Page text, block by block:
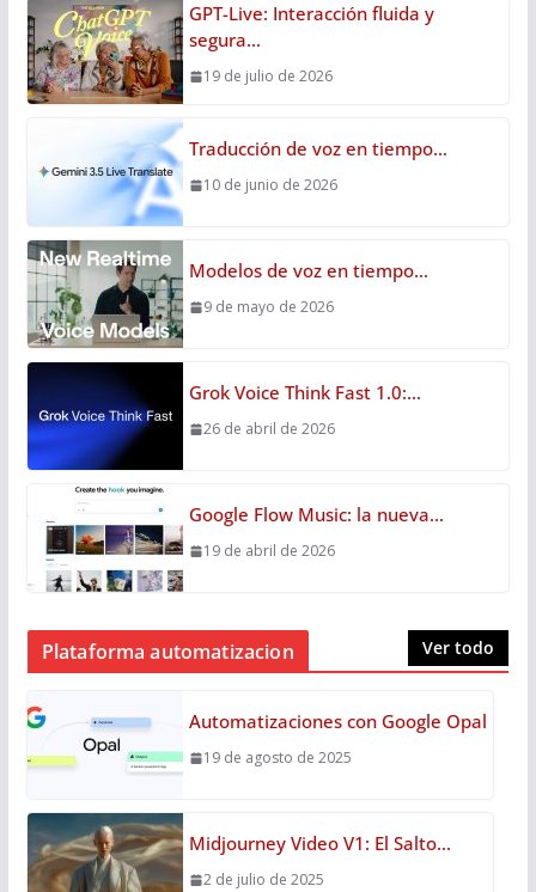
GPT-Live: Interacción fluida y
segura…
19 de julio de 2026
Traducción de voz en tiempo…
10 de junio de 2026
Modelos de voz en tiempo…
9 de mayo de 2026
Grok Voice Think Fast 1.0:…
26 de abril de 2026
Google Flow Music: la nueva…
19 de abril de 2026
Plataforma automatizacion Ver todo
Automatizaciones con Google Opal
19 de agosto de 2025
Midjourney Video V1: El Salto…
2 de julio de 2025